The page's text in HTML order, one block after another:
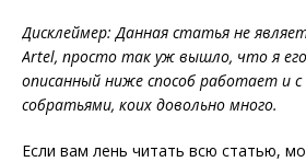
Дисклеймер: Данная статья не
Artel, просто так уж вышло, что я
описанный ниже способ работает и с
собратьями, коих довольно много.
Если вам лень читать всю статью,